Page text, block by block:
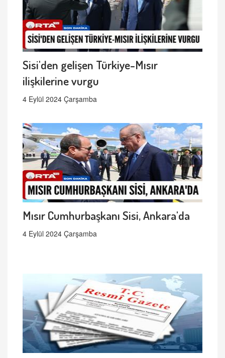
Sisi'den gelişen Türkiye-Mısır
ilişkilerine vurgu
4 Eylül 2024 Çarşamba
Mısır Cumhurbaşkanı Sisi, Ankara'da
4 Eylül 2024 Çarşamba